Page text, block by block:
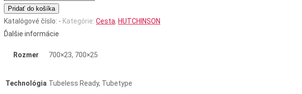
FUSION
5
GALACTIK
Pridať do košíka
Katalógové číslo: - Kategórie: Cesta, HUTCHINSON
Ďalšie informácie
Rozmer 700×23, 700×25
Technológia Tubeless Ready, Tubetype